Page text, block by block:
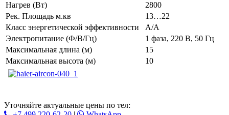
Нагрев (Вт)
2800
Рек. Площадь м.кв
13…22
Класс энергетической эффективности
A/A
Электропитание (Ф/В/Гц)
1 фаза, 220 В, 50 Гц
Максимальная длина (м)
15
Максимальная высота (м)
10
Уточняйте актуальные цены по тел: